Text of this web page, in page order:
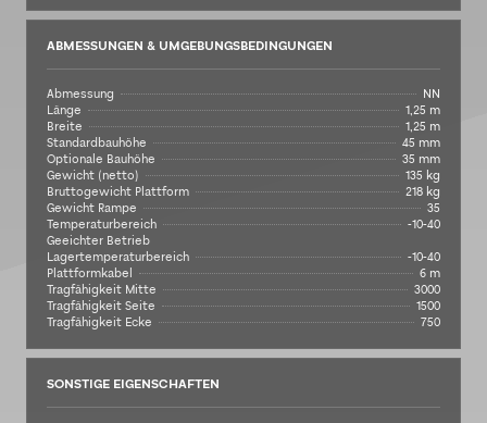
ABMESSUNGEN & UMGEBUNGSBEDINGUNGEN
Abmessung
NN
Länge
1,25 m
Breite
1,25 m
Standardbauhöhe
45 mm
Optionale Bauhöhe
35 mm
Gewicht (netto)
135 kg
Bruttogewicht Plattform
218 kg
Gewicht Rampe
35
Temperaturbereich
Geeichter Betrieb
-10-40
Lagertemperaturbereich
-10-40
Plattformkabel
6 m
Tragfähigkeit Mitte
3000
Tragfähigkeit Seite
1500
Tragfähigkeit Ecke
750
SONSTIGE EIGENSCHAFTEN